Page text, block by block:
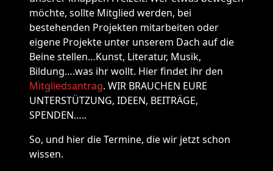
möchte, sollte Mitglied werden, bei
bestehenden Projekten mitarbeiten oder
eigene Projekte unter unserem Dach auf die
Beine stellen…Kunst, Literatur, Musik,
Bildung….was ihr wollt. Hier findet ihr den
Mitgliedsantrag. WIR BRAUCHEN EURE
UNTERSTÜTZUNG, IDEEN, BEITRÄGE,
SPENDEN…..
So, und hier die Termine, die wir jetzt schon
wissen.